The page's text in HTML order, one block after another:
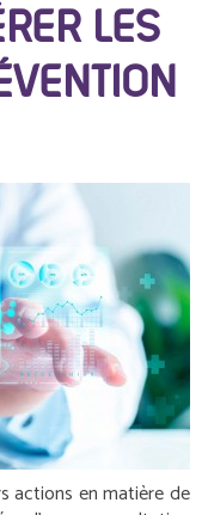
LES
actions en matière de